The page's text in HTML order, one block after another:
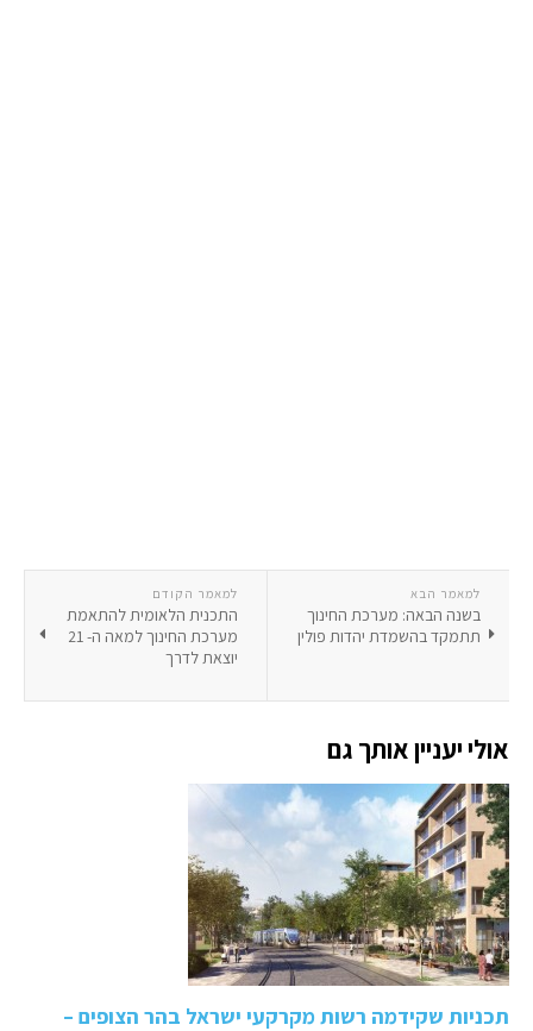
למאמר הקודם
התכנית הלאומית להתאמת
מערכת החינוך למאה ה- 21
יוצאת לדרך
למאמר הבא
בשנה הבאה: מערכת החינוך
תתמקד בהשמדת יהדות פולין
אולי יעניין אותך גם
תכניות שקידמה רשות מקרקעי ישראל בהר הצופים –